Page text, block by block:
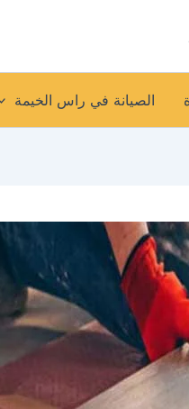
الصيانة في راس الخيمة